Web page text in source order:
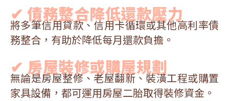
✔ 債務整合降低還款壓力
將多筆信用貸款、信用卡循環或其他高利率債
務整合，有助於降低每月還款負擔。
✔ 房屋裝修或購屋規劃
無論是房屋整修、老屋翻新、裝潢工程或購置
家具設備，都可運用房屋二胎取得裝修資金。